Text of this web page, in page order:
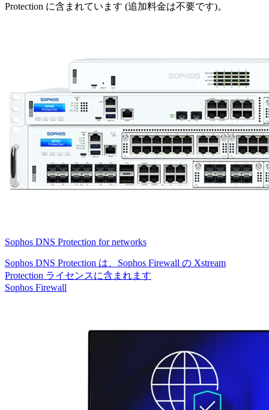
Protection に含まれています (追加料金は不要です)。
Sophos DNS Protection for networks
Sophos DNS Protection は、Sophos Firewall の Xstream
Protection ライセンスに含まれます
Sophos Firewall